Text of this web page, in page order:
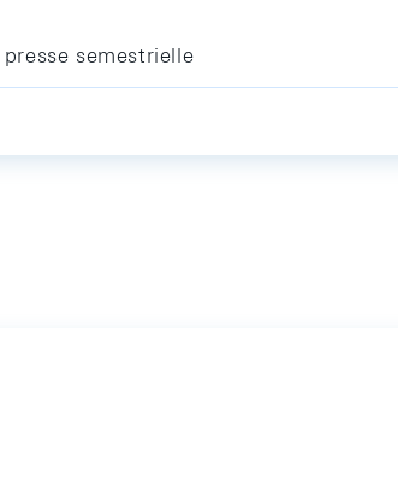
semestrielle